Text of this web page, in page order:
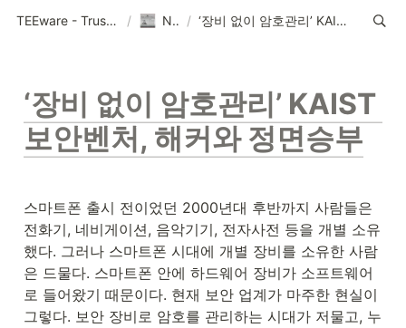
TEEware - Trustworthy Security Solution Provider / News / ‘장비 없이 암호관리’ KAIST 보안벤처, 해커와 정면승부
‘장비 없이 암호관리’ KAIST
보안벤처, 해커와 정면승부
스마트폰 출시 전이었던 2000년대 후반까지 사람들은
전화기, 네비게이션, 음악기기, 전자사전 등을 개별 소유
했다. 그러나 스마트폰 시대에 개별 장비를 소유한 사람
은 드물다. 스마트폰 안에 하드웨어 장비가 소프트웨어
로 들어왔기 때문이다. 현재 보안 업계가 마주한 현실이
그렇다. 보안 장비로 암호를 관리하는 시대가 저물고, 누